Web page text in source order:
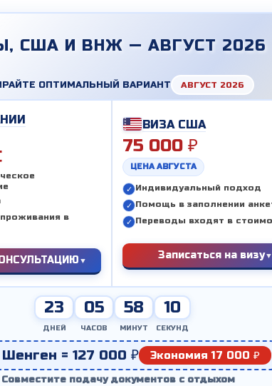
США И ВНЖ — АВГУСТ 2026
ОПТИМАЛЬНЫЙ ВАРИАНТ АВГУСТ 2026
в
ВИЗА США
75 000 ₽
ЦЕНА АВГУСТА
Индивидуальный подход
Помощь в заполнении
Переводы входят в
Записаться на визу
23
ДНЕЙ
05
ЧАСОВ
58
МИНУТ
09
СЕКУНД
= 127 000 ₽ Экономия 17 000 ₽
подачу документов с отдыхом